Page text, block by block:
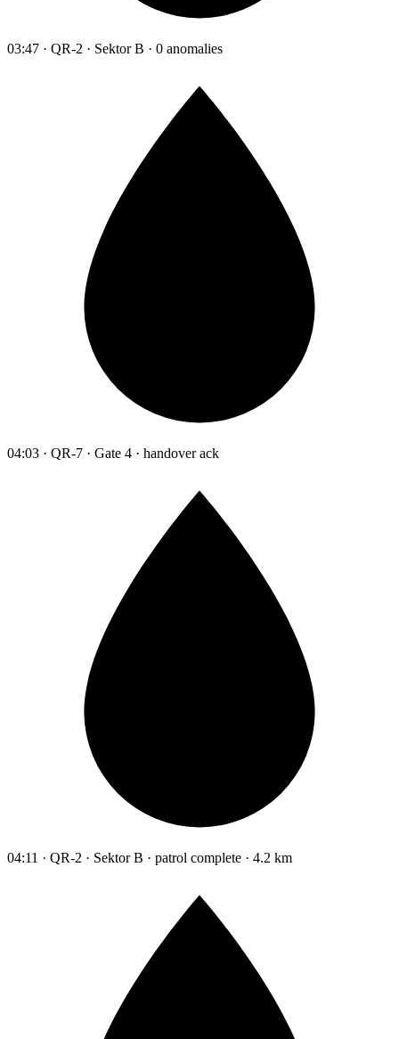
03:47 · QR-2 · Sektor B · 0 anomalies
04:03 · QR-7 · Gate 4 · handover ack
04:11 · QR-2 · Sektor B · patrol complete · 4.2 km